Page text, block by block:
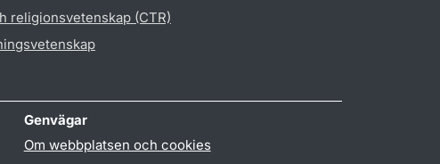
religionsvetenskap (CTR)
Genvägar
Om webbplatsen och cookies